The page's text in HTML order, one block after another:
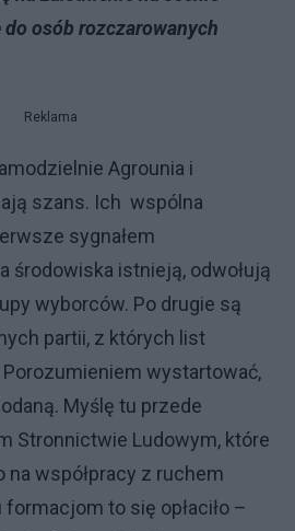
osób rozczarowanych
Reklama
Agrounia i
szans. Ich wspólna
sygnałem
środowiska istnieją, odwołują
wyborców. Po drugie są
partii, z których list
Porozumieniem wystartować,
Myślę tu przede
Stronnictwie Ludowym, które
na współpracy z ruchem
formacjom to się opłaciło –